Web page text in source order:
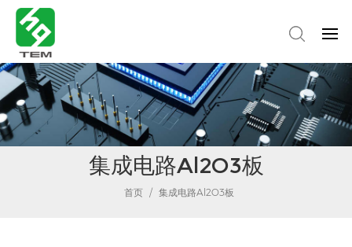
集成电路Al2O3板
首页 / 集成电路Al2O3板